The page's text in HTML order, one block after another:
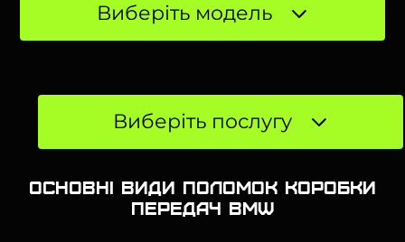
Виберіть модель
Виберіть послугу
Основні види поломок коробки
передач BMW